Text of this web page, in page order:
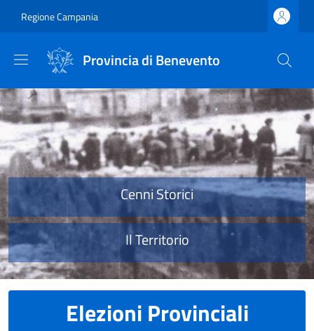
Regione Campania
Provincia di Benevento
Provincia di Benevento
Cenni Storici
Il Territorio
Elezioni Provinciali